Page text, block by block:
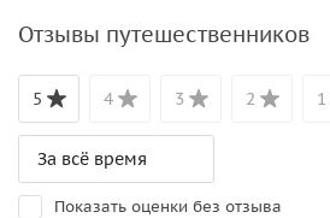
• Поездка в музей-усадьбу
• Посещение Историко-
• Посещение музея подносного
Худояровых» и мастер-класс по
росписи.
Услугу оказывает туроператор РТО
Отзывы путешественников
5 4 3 2 1
Показать оценки без отзыва